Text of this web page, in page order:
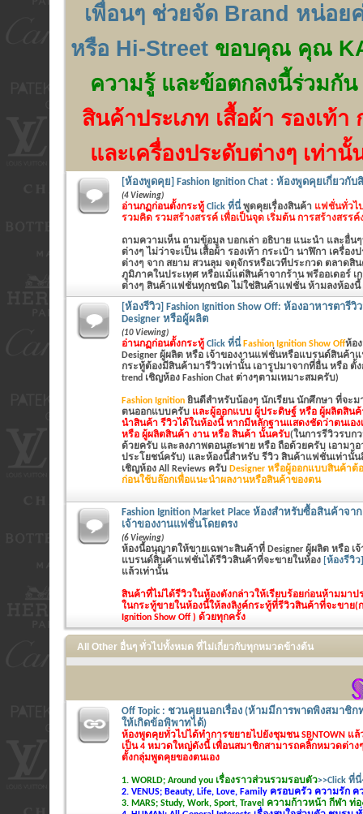
เพื่อนๆ ช่วยจัด Brand หน่อย
หรือ Hi-Streetขอบคุณ คุณ
ความรู้ และข้อตกลงนี้ร่วมกัน
สินค้าประเภท เสื้อผ้า รองเท้า
และเครื่องประดับต่างๆ เท่านั้
[ห้องพูดคุย] Fashion Ignition Chat : ห้องพูดคุยเกี่ยวกั
(4 Viewing)
อ่านกฏก่อนตั้งกระทู้ Click ที่นี่ พูดคุยเรื่องสินค้าแฟชั่นทั่วไป
รวมคิด รวมสร้างสรรค์ เพื่อเป็นจุด เริ่มต้น การสร้างสรร
ถามความเห็น ถามข้อมูล บอกเล่า อธิบาย แนะนำ และอื่น
ต่างๆ ไม่ว่าจะเป็นเสื้อผ้า รองเท้า กระเป๋า นาฬิกา เครื่อง
ต่างๆ จาก สยาม สวนลุม จตุจักรหรือเวทีประกวด ตลาดสิ
ภูมิภาคในประเทศ หรือแม้แต่สินค้าจากร้าน พรีออเดอร์ เ
ต่างๆ สินค้าแฟชั่นทุกชนิด ไม่ใช่สินค้าแฟชั่น ห้ามลงห้องนี้
[ห้องรีวิว] Fashion Ignition Show Off: ห้องอาหารตารี
Designer หรือผู้ผลิต
(10 Viewing)
อ่านกฏก่อนตั้งกระทู้ Click ที่นี่ Fashion Ignition Show Offห้อ
Designer ผู้ผลิต หรือ เจ้าของงานแฟชั่นหรือแบรนด์สินค้า
กระทู้ต้องมีสินค้ามารีวิวเท่านั้น เอารูปมาจากที่อื่น หรือ ตั้
trend เชิญห้อง Fashion Chat ต่างๆตามเหมาะสมครับ)
Fashion Ignitionยินดีสำหรับน้องๆ นักเรียน นักศึกษา ที่จะม
ตนออกแบบครับ และผู้ออกแบบ ผู้ประดิษฐ์ หรือ ผู้ผลิตสินค้า
นำสินค้า รีวิวได้ในห้องนี้ หากมีหลักฐานแสดงชัดว่าตนเอ
หรือ ผู้ผลิตสินค้า งาน หรือ สินค้า นั้นครับ(ในการรีวิวรบก
ด้วยครับ และลงภาพตอนสะพาย หรือ ถือด้วยครับ เอามาอ
ประโยชน์ครับ) และห้องนี้สำหรับ รีวิว สินค้าแฟชั่นเท่านั้
เชิญห้อง All Reviews ครับ Designer หรือผู้ออกแบบสินค้า
ก่อนใช้บล๊อกเพื่อแนะนำผลงานหรือสินค้าของตน
Fashion Ignition Market Place ห้องสำหรับซื้อสินค้าจา
เจ้าของงานแฟชั่นโดยตรง
(6 Viewing)
ห้องนี้อนุญาตให้ขายเฉพาะสินค้าที่ Designer ผู้ผลิต หรือ เ
แบรนด์สินค้าแฟชั่นได้รีวิวสินค้าที่จะขายในห้อง [ห้องรีวิว]
แล้วเท่านั้น
สินค้าที่ไม่ได้รีวิวในห้องดังกล่าวให้เรียบร้อยก่อนห้ามมาป
ในกระทู้ขายในห้องนี้ให้ลงลิงค์กระทู้ที่รีวิวสินค้าที่จะขาย(ก
Ignition Show Off ) ด้วยทุกครั้ง
All Other อื่นๆ ทั่วไปทั้งหมด ที่ไม่เกี่ยวกับทุกหมวดข้างต้น
Off Topic : ชวนคุยนอกเรื่อง (ห้ามมีการพาดพิงสมาชิ
ให้เกิดข้อพิพาทได้)
ห้องพูดคุยทั่วไปได้ทำการขยายไปยังชุมชน SBNTOWN แ
เป็น 4 หมวดใหญ่ดังนี้ เพื่อนสมาชิกสามารถคลิ๊กหมวดต่าง
ตั้งกลุ่มพูดคุยของตนเอง
1. WORLD; Around you เรื่องราวส่วนรวมรอบตัว>>Click ที่นี่
2. VENUS; Beauty, Life, Love, Family ครอบครัว ความรัก
3. MARS; Study, Work, Sport, Travel ความก้าวหน้า กีฬา ท่อ